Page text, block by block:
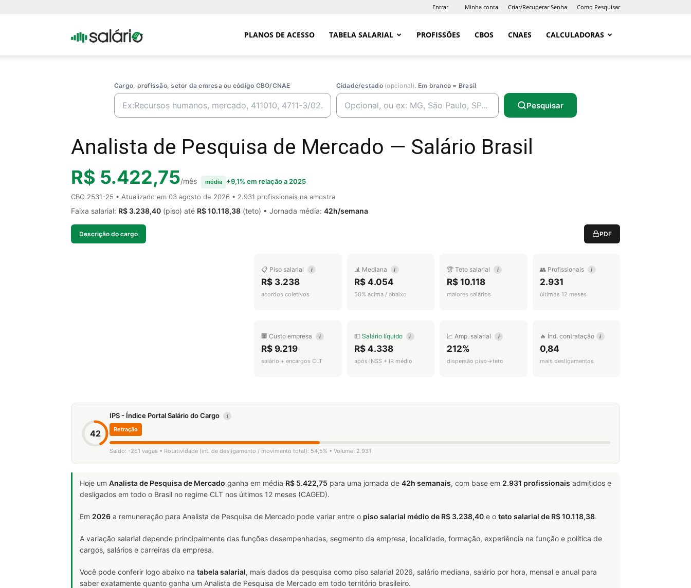
Entrar Minha conta Criar/Recuperar Senha Como Pesquisar
Portal PLANOS DE ACESSO TABELA SALARIAL PROFISSÕES CBOS CNAES CALCULADORAS
Cargo, profissão, setor da emresa ou código CBO/CNAE Cidade/estado (opcional). Em branco = Brasil
Pesquisar
Analista de Pesquisa de Mercado — Salário Brasil
R$ 5.422,75/mês média
+9,1% em relação a 2025
CBO 2531-25 • Atualizado em 03 agosto de 2026 • 2.931 profissionais na amostra
Faixa salarial: R$ 3.238,40 (piso) até R$ 10.118,38 (teto) • Jornada média: 42h/semana
Descrição do cargo PDF
📋 Piso salarial i
R$ 3.238
acordos coletivos
📊 Mediana i
R$ 4.054
50% acima / abaixo
🏆 Teto salarial i
R$ 10.118
maiores salários
👥 Profissionais i
2.931
últimos 12 meses
🏢 Custo empresa i
R$ 9.219
salário + encargos CLT
💵 Salário líquido i
R$ 4.338
após INSS + IR médio
📈 Amp. salarial i
212%
dispersão piso→teto
🔥 Índ. contratação i
0,84
mais desligamentos
42
IPS - Índice Portal Salário do Cargo i
Retração
Saldo: -261 vagas • Rotatividade (int. de desligamento / movimento total): 54,5% • Volume: 2.931
Hoje um Analista de Pesquisa de Mercado ganha em média R$ 5.422,75 para uma jornada de 42h semanais, com base em 2.931 profissionais admitidos e
desligados em todo o Brasil no regime CLT nos últimos 12 meses (CAGED).
Em 2026 a remuneração para Analista de Pesquisa de Mercado pode variar entre o piso salarial médio de R$ 3.238,40 e o teto salarial de R$ 10.118,38.
A variação salarial depende principalmente das funções desempenhadas, segmento da empresa, localidade, formação, experiência na função e política de
cargos, salários e carreiras da empresa.
Você pode conferir logo abaixo na tabela salarial, mais dados da pesquisa como piso salarial 2026, salário mediana, salário por hora, mensal e anual para
saber exatamente quanto ganha um Analista de Pesquisa de Mercado em todo território brasileiro.